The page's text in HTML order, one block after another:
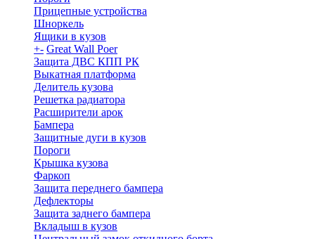
Прицепные устройства
Шноркель
Ящики в кузов
+- Great Wall Poer
Защита ДВС КПП РК
Выкатная платформа
Делитель кузова
Решетка радиатора
Расширители арок
Бампера
Защитные дуги в кузов
Пороги
Крышка кузова
Фаркоп
Защита переднего бампера
Дефлекторы
Защита заднего бампера
Вкладыш в кузов